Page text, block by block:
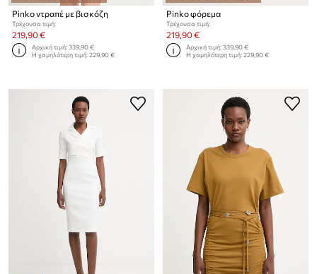
Pinko ντραπέ με βισκόζη
Τρέχουσα τιμή:
219,90 €
Αρχική τιμή:339,90 €
Η χαμηλότερη τιμή:229,90 €
Pinko φόρεμα
Τρέχουσα τιμή:
219,90 €
Αρχική τιμή:339,90 €
Η χαμηλότερη τιμή:229,90 €